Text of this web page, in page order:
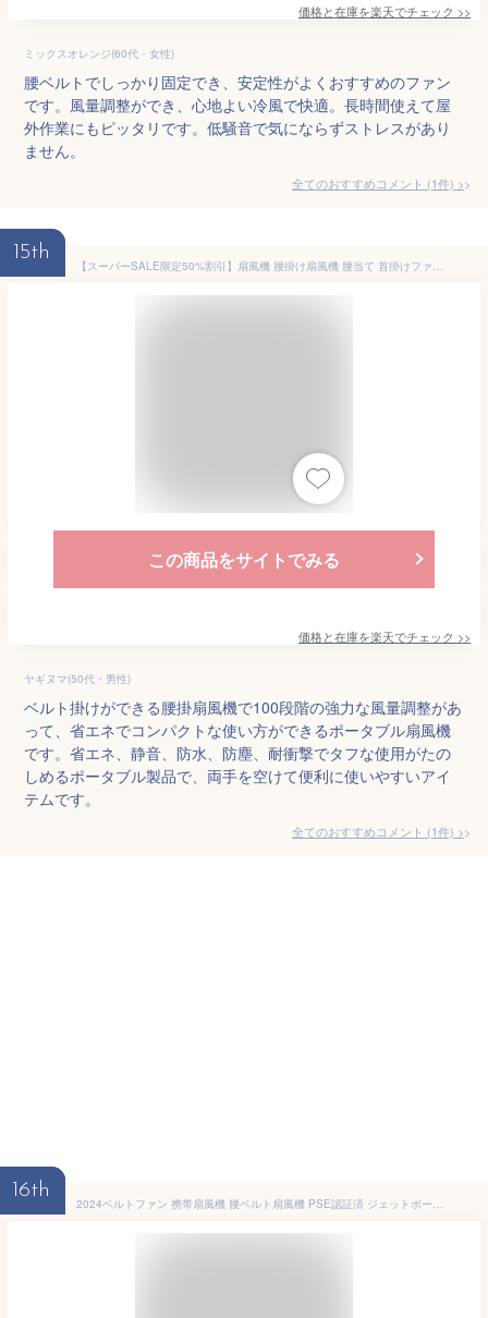
価格と在庫を楽天でチェック >>
ミックスオレンジ(60代・女性)
腰ベルトでしっかり固定でき、安定性がよくおすすめのファン
です。風量調整ができ、心地よい冷風で快適。長時間使えて屋
外作業にもピッタリです。低騒音で気にならずストレスがあり
ません。
全てのおすすめコメント (1件) >
15th
【スーパーSALE限定50%割引】扇風機 腰掛け扇風機 腰当て 首掛けファン 100段階風量 超強力な風量 ポータブル扇風機 卓上 小型 携帯扇風機 ジェットファン 省エネ 静音 防水 防麈 耐衝撃 usb充電 6000mAh LED表示 熱中症対策 通勤通学 屋外作業 アウトドア
この商品をサイトでみる
価格と在庫を楽天でチェック >>
ヤギヌマ(50代・男性)
ベルト掛けができる腰掛扇風機で100段階の強力な風量調整があ
って、省エネでコンパクトな使い方ができるポータブル扇風機
です。省エネ、静音、防水、防塵、耐衝撃でタフな使用がたの
しめるポータブル製品で、両手を空けて便利に使いやすいアイ
テムです。
全てのおすすめコメント (1件) >
16th
2024ベルトファン 携帯扇風機 腰ベルト扇風機 PSE認証済 ジェットポータブルファン 首掛け・腰掛け・卓上置き 5段階風量調節 ミニ静音 アウトドア/屋外作業 熱中症対策 (10000mAh / White Black)